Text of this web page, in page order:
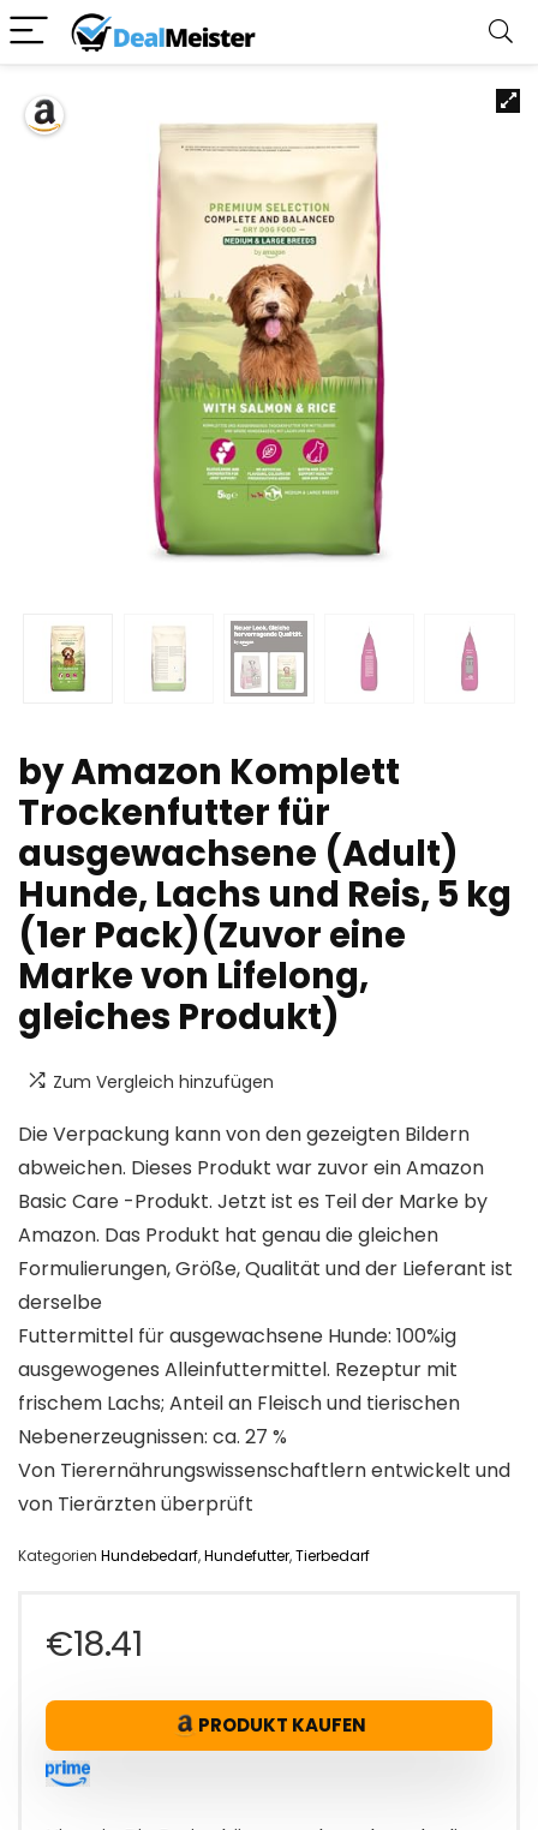
by Amazon Komplett
Trockenfutter für
ausgewachsene (Adult)
Hunde, Lachs und Reis, 5 kg
(1er Pack)(Zuvor eine
Marke von Lifelong,
gleiches Produkt)
Zum Vergleich hinzufügen
Die Verpackung kann von den gezeigten Bildern
abweichen. Dieses Produkt war zuvor ein Amazon
Basic Care -Produkt. Jetzt ist es Teil der Marke by
Amazon. Das Produkt hat genau die gleichen
Formulierungen, Größe, Qualität und der Lieferant ist
derselbe
Futtermittel für ausgewachsene Hunde: 100%ig
ausgewogenes Alleinfuttermittel. Rezeptur mit
frischem Lachs; Anteil an Fleisch und tierischen
Nebenerzeugnissen: ca. 27 %
Von Tierernährungswissenschaftlern entwickelt und
von Tierärzten überprüft
Kategorien Hundebedarf,Hundefutter,Tierbedarf
€18.41
PRODUKT KAUFEN